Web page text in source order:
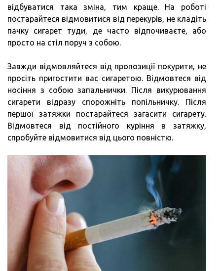
відбуватися така зміна, тим краще. На роботі
постарайтеся відмовитися від перекурів, не кладіть
пачку сигарет туди, де часто відпочиваєте, або
просто на стіл поруч з собою.
Завжди відмовляйтеся від пропозиції покурити, не
просіть пригостити вас сигаретою. Відмовтеся від
носіння з собою запальнички. Після викурювання
сигарети відразу спорожніть попільничку. Після
першої затяжки постарайтеся загасити сигарету.
Відмовтеся від постійного куріння в затяжку,
спробуйте відмовитися від цього повністю.